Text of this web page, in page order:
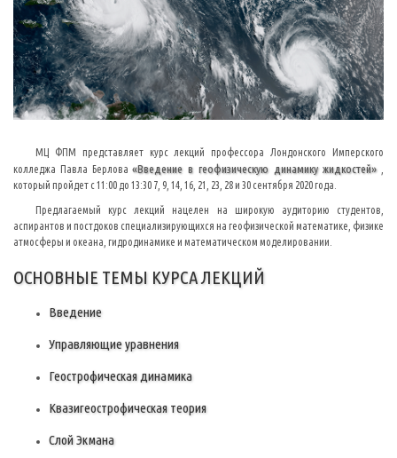
МЦ ФПМ представляет курс лекций профессора Лондонского Имперского
колледжа Павла Берлова«Введение в геофизическую динамику жидкостей»,
который пройдет с 11:00 до 13:30 7, 9, 14, 16, 21, 23, 28 и 30 сентября 2020 года.
Предлагаемый курс лекций нацелен на широкую аудиторию студентов,
аспирантов и постдоков специализирующихся на геофизической математике, физике
атмосферы и океана, гидродинамике и математическом моделировании.
ОСНОВНЫЕ ТЕМЫ КУРСА ЛЕКЦИЙ
Введение
Управляющие уравнения
Геострофическая динамика
Квазигеострофическая теория
Слой Экмана